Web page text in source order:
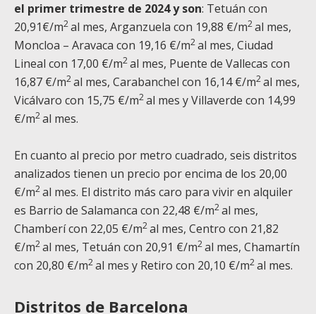
el primer trimestre de 2024 y son: Tetuán con
20,91€/m2al mes, Arganzuela con 19,88 €/m2al mes,
Moncloa – Aravaca con 19,16 €/m2al mes, Ciudad
Lineal con 17,00 €/m2al mes, Puente de Vallecas con
16,87 €/m2al mes, Carabanchel con 16,14 €/m2al mes,
Vicálvaro con 15,75 €/m2al mes y Villaverde con 14,99
€/m2al mes.
En cuanto al precio por metro cuadrado, seis distritos
analizados tienen un precio por encima de los 20,00
€/m2al mes. El distrito más caro para vivir en alquiler
es Barrio de Salamanca con 22,48 €/m2al mes,
Chamberí con 22,05 €/m2al mes, Centro con 21,82
€/m2al mes, Tetuán con 20,91 €/m2al mes, Chamartín
con 20,80 €/m2al mes y Retiro con 20,10 €/m2al mes.
Distritos de Barcelona